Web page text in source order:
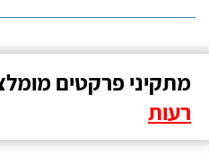
מתקיני פרקטים
רעות